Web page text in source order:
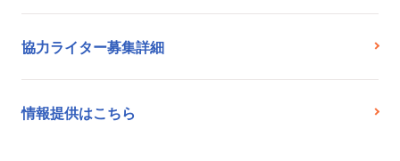
協力ライター募集詳細
情報提供はこちら